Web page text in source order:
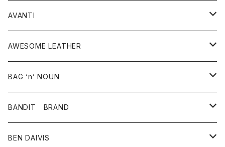
シューズ
アクセサリー
その他雑貨
ジャケット
ベスト
シャツ
ワンピース
ボトム
スカート
パンツ
グッズ
靴
ウォレット
バッグ
グッズ
靴
AVANTI
シャツ
AWESOME LEATHER
アウター
革ジャケット
BAG ‘n’ NOUN
アクセサリー
バッグ
BANDIT BRAND
トップス
BEN DAIVIS